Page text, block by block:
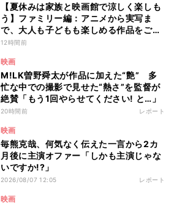
【夏休みは家族と映画館で涼しく楽しも
う】ファミリー編：アニメから実写ま
で、大人も子どもも楽しめる作品をご紹
介 - 編集部が注目する最新映画5選
12時間前
映画
M!LK曽野舜太が作品に加えた“艶” 多
忙な中での撮影で見せた“熱さ”を監督が
絶賛「もう1回やらせてください! と…」
20時間前 レポート
映画
毎熊克哉、何気なく伝えた一言から2カ
月後に主演オファー「しかも主演じゃな
いですか!?」
2026/08/07 12:05 レポート
映画